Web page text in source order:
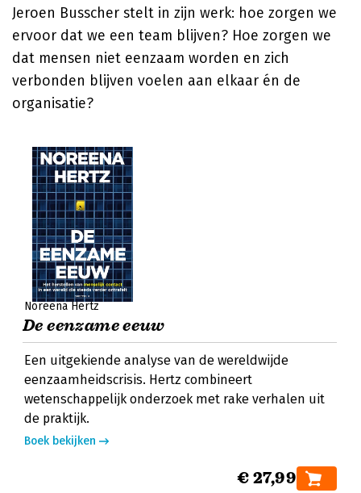
Jeroen Busscher stelt in zijn werk: hoe zorgen we
ervoor dat we een team blijven? Hoe zorgen we
dat mensen niet eenzaam worden en zich
verbonden blijven voelen aan elkaar én de
organisatie?
Noreena Hertz
De eenzame eeuw
Een uitgekiende analyse van de wereldwijde
eenzaamheidscrisis. Hertz combineert
wetenschappelijk onderzoek met rake verhalen uit
de praktijk.
Boek bekijken
€ 27,99